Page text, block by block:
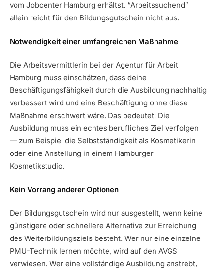
vom Jobcenter Hamburg erhältst. “Arbeitssuchend”
allein reicht für den Bildungsgutschein nicht aus.
Notwendigkeit einer umfangreichen Maßnahme
Die Arbeitsvermittlerin bei der Agentur für Arbeit
Hamburg muss einschätzen, dass deine
Beschäftigungsfähigkeit durch die Ausbildung nachhaltig
verbessert wird und eine Beschäftigung ohne diese
Maßnahme erschwert wäre. Das bedeutet: Die
Ausbildung muss ein echtes berufliches Ziel verfolgen
— zum Beispiel die Selbstständigkeit als Kosmetikerin
oder eine Anstellung in einem Hamburger
Kosmetikstudio.
Kein Vorrang anderer Optionen
Der Bildungsgutschein wird nur ausgestellt, wenn keine
günstigere oder schnellere Alternative zur Erreichung
des Weiterbildungsziels besteht. Wer nur eine einzelne
PMU-Technik lernen möchte, wird auf den AVGS
verwiesen. Wer eine vollständige Ausbildung anstrebt,